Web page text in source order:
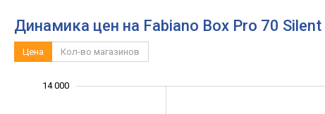
Динамика цен на Fabiano Box Pro 70 Silent
Цена Кол-во магазинов
14 000